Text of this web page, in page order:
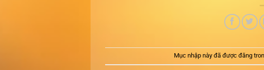
Mục nhập này đã được đăng